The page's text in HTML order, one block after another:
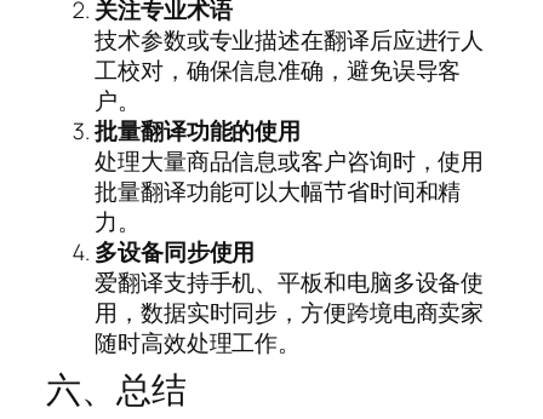
关注专业术语
技术参数或专业描述在翻译后应进行人
工校对，确保信息准确，避免误导客
户。
批量翻译功能的使用
处理大量商品信息或客户咨询时，使用
批量翻译功能可以大幅节省时间和精
力。
多设备同步使用
爱翻译支持手机、平板和电脑多设备使
用，数据实时同步，方便跨境电商卖家
随时高效处理工作。
六、总结